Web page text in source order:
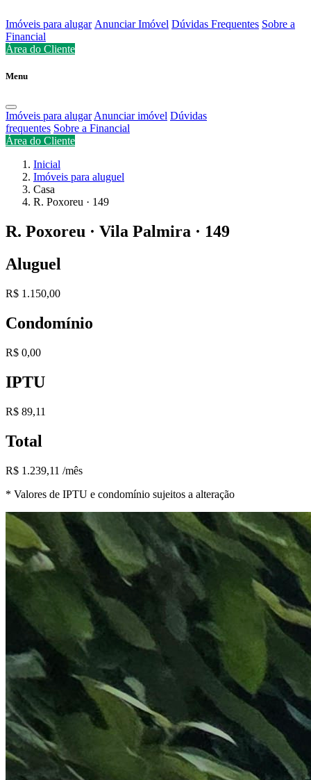
Imóveis para alugar Anunciar Imóvel Dúvidas Frequentes Sobre a
Financial
Área do Cliente
Menu
Imóveis para alugar Anunciar imóvel Dúvidas
frequentes Sobre a Financial
Área do Cliente
Inicial
Imóveis para aluguel
Casa
R. Poxoreu · 149
R. Poxoreu · Vila Palmira · 149
Aluguel
R$ 1.150,00
Condomínio
R$ 0,00
IPTU
R$ 89,11
Total
R$ 1.239,11 /mês
* Valores de IPTU e condomínio sujeitos a alteração